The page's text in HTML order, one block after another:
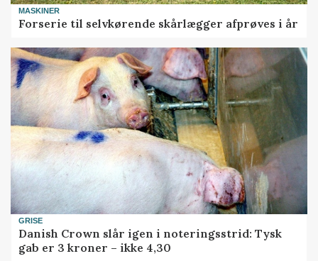
MASKINER
Forserie til selvkørende skårlægger afprøves i år
GRISE
Danish Crown slår igen i noteringsstrid: Tysk
gab er 3 kroner – ikke 4,30